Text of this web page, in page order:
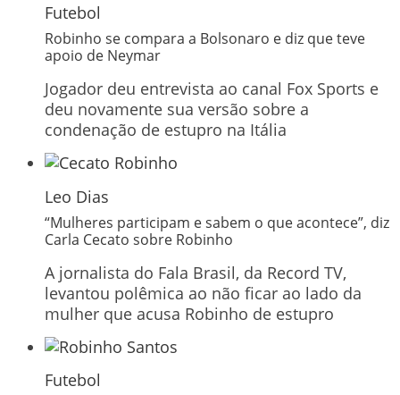
Futebol
Robinho se compara a Bolsonaro e diz que teve
apoio de Neymar
Jogador deu entrevista ao canal Fox Sports e
deu novamente sua versão sobre a
condenação de estupro na Itália
Leo Dias
“Mulheres participam e sabem o que acontece”, diz
Carla Cecato sobre Robinho
A jornalista do Fala Brasil, da Record TV,
levantou polêmica ao não ficar ao lado da
mulher que acusa Robinho de estupro
Futebol